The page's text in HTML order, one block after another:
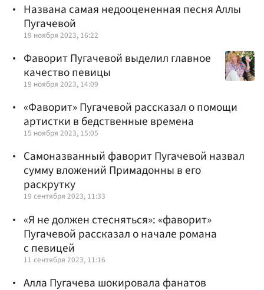
Названа самая недооцененная песня Аллы
Пугачевой
19 ноября 2023, 16:22
Фаворит Пугачевой выделил главное
качество певицы
19 ноября 2023, 14:09
«Фаворит» Пугачевой рассказал о помощи
артистки в бедственные времена
15 ноября 2023, 15:05
Самоназванный фаворит Пугачевой назвал
сумму вложений Примадонны в его
раскрутку
19 сентября 2023, 11:33
«Я не должен стесняться»: «фаворит»
Пугачевой рассказал о начале романа
с певицей
11 сентября 2023, 11:16
Алла Пугачева шокировала фанатов